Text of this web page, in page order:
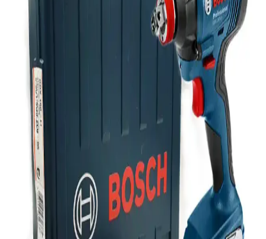
8BitDo Pro 3, değiştirilebilir ABXY tuşları ve dayanıklı TMR
joystick teknolojisiyle farklı platformlarda kişiselleştirilebilir oyun
deneyimi sunar. Batarya değişimi olmaması ve 250Hz anketleme
hızı bazı kullanıcılar için sınırlamalar oluşturabilir.
Ugreen CAT6 Yassı Ethernet Kablosu: Yüksek Hız
ve Dayanıklılık Sunan Pratik Bağlantı Çözümü
Ugreen CAT6 yassı Ethernet kablosu, yüksek hız, dayanıklılık ve
pratik kullanım özellikleriyle dar alanlarda ideal çözüm sunar. Uzun
ömürlü ve estetik tasarımıyla güvenilir bağlantı sağlar.
Kensa Doubleshock 4 ve Dexxony Oyun Kolu
Karşılaştırması: Özellikler ve Kullanıcı Yorumları
Kensa Doubleshock 4 ve Dexxony oyun kolunun bağlantı, titreşim,
ergonomi ve kullanıcı memnuniyeti açısından karşılaştırması. Her iki
ürünün avantajları ve kullanıcı yorumları detaylı inceleniyor.